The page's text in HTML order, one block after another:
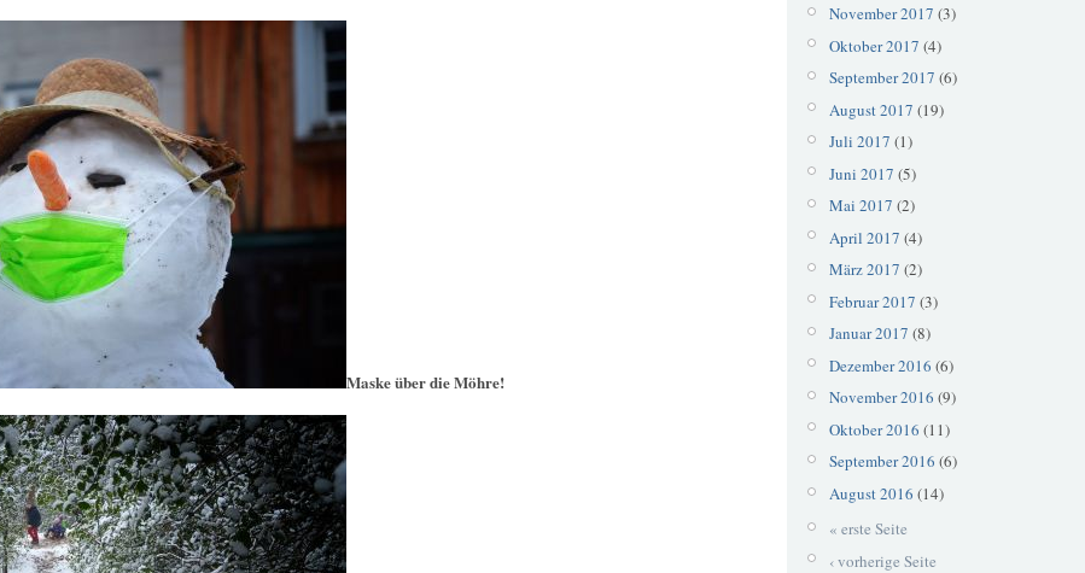
Maske über die Möhre!
November 2017 (3)
Oktober 2017 (4)
September 2017 (6)
August 2017 (19)
Juli 2017 (1)
Juni 2017 (5)
Mai 2017 (2)
April 2017 (4)
März 2017 (2)
Februar 2017 (3)
Januar 2017 (8)
Dezember 2016 (6)
November 2016 (9)
Oktober 2016 (11)
September 2016 (6)
August 2016 (14)
« erste Seite
‹ vorherige Seite